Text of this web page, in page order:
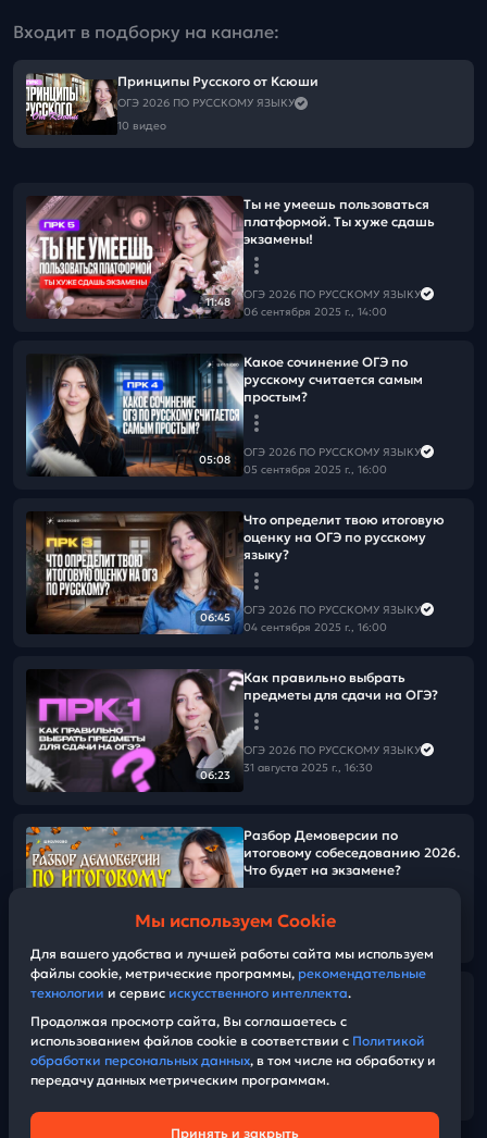
Входит в подборку на канале:
Принципы Русского от Ксюши
ОГЭ 2026 ПО РУССКОМУ ЯЗЫКУ
10 видео
11:48
Ты не умеешь пользоваться
платформой. Ты хуже сдашь
экзамены!
ОГЭ 2026 ПО РУССКОМУ ЯЗЫКУ
06 сентября 2025 г., 14:00
05:08
Какое сочинение ОГЭ по
русскому считается самым
простым?
ОГЭ 2026 ПО РУССКОМУ ЯЗЫКУ
05 сентября 2025 г., 16:00
06:45
Что определит твою итоговую
оценку на ОГЭ по русскому
языку?
ОГЭ 2026 ПО РУССКОМУ ЯЗЫКУ
04 сентября 2025 г., 16:00
06:23
Как правильно выбрать
предметы для сдачи на ОГЭ?
ОГЭ 2026 ПО РУССКОМУ ЯЗЫКУ
31 августа 2025 г., 16:30
01:01:29
Разбор Демоверсии по
итоговому собеседованию 2026.
Что будет на экзамене?
ОГЭ 2026 ПО РУССКОМУ ЯЗЫКУ
14:12
ОГЭ по русскому языку опять
ОГЭ 2026 по русскому языку
ОГЭ 2026 ПО РУССКОМУ ЯЗЫКУ
Мы используем Cookie
Для вашего удобства и лучшей работы сайта мы используем
файлы cookie, метрические программы, рекомендательные
технологии и сервис искусственного интеллекта.
Продолжая просмотр сайта, Вы соглашаетесь с
использованием файлов cookie в соответствии с Политикой
обработки персональных данных, в том числе на обработку и
передачу данных метрическим программам.
Принять и закрыть